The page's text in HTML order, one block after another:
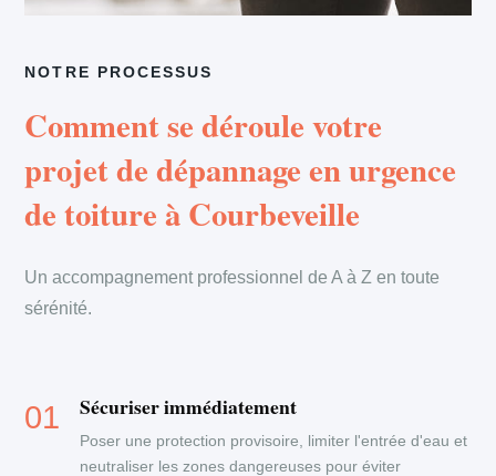
NOTRE PROCESSUS
Comment se déroule votre
projet de dépannage en urgence
de toiture à Courbeveille
Un accompagnement professionnel de A à Z en toute
sérénité.
Sécuriser immédiatement
Poser une protection provisoire, limiter l'entrée d'eau et
neutraliser les zones dangereuses pour éviter